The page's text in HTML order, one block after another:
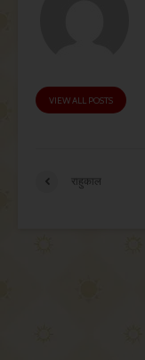
VIEW ALL POSTS
राहुकाल